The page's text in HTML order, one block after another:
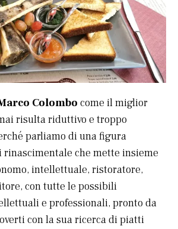
Colombo come il miglior
risulta riduttivo e troppo
parliamo di una figura
che mette insieme
intellettuale, ristoratore,
con tutte le possibili
e professionali, pronto da
con la sua ricerca di piatti